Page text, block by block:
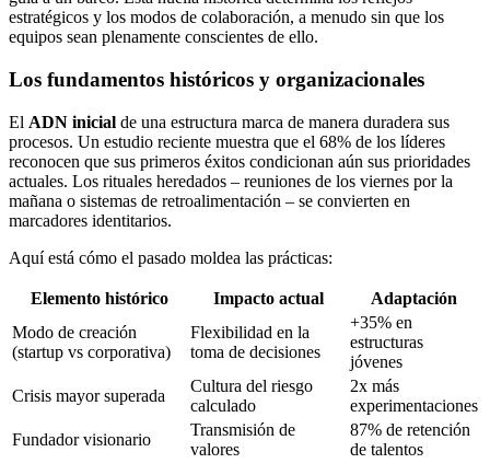
estratégicos y los modos de colaboración, a menudo sin que los
equipos sean plenamente conscientes de ello.
Los fundamentos históricos y organizacionales
El ADN inicial de una estructura marca de manera duradera sus
procesos. Un estudio reciente muestra que el 68% de los líderes
reconocen que sus primeros éxitos condicionan aún sus prioridades
actuales. Los rituales heredados – reuniones de los viernes por la
mañana o sistemas de retroalimentación – se convierten en
marcadores identitarios.
Aquí está cómo el pasado moldea las prácticas:
Elemento histórico Impacto actual
Adaptación
Modo de creación
(startup vs corporativa)
Flexibilidad en la
toma de decisiones
+35% en
estructuras
jóvenes
Crisis mayor superada
Cultura del riesgo
calculado
2x más
experimentaciones
Fundador visionario
Transmisión de
valores
87% de retención
de talentos